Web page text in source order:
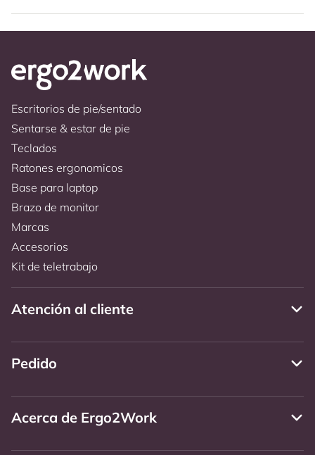
Escritorios de pie/sentado
Sentarse & estar de pie
Teclados
Ratones ergonomicos
Base para laptop
Brazo de monitor
Marcas
Accesorios
Kit de teletrabajo
Atención al cliente
Pedido
Acerca de Ergo2Work